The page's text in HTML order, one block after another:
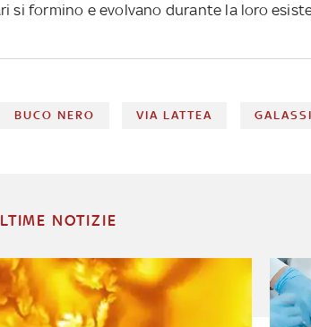
si formino e evolvano durante la loro
BUCO NERO VIA LATTEA
NOTIZIE